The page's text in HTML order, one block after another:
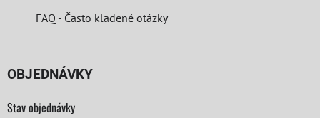
FAQ - Často kladené otázky
OBJEDNÁVKY
Stav objednávky